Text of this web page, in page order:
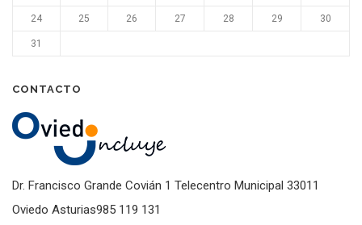
24 25 26 27 28 29 30
31
CONTACTO
Dr. Francisco Grande Covián 1 Telecentro Municipal 33011
Oviedo Asturias985 119 131